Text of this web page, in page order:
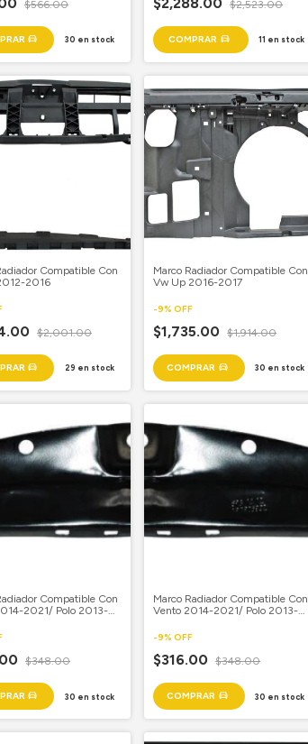
$566.00
30 en stock
$2,523.00
11 en stock
Compatible Con
2016
$2,001.00
29 en stock
Marco Radiador Compatible Con
Vw Up 2016-2017
-9%OFF
$1,735.00 $1,914.00
30 en stock
Compatible Con
2021/ Polo 2013-
$348.00
30 en stock
Marco Radiador Compatible Con
Vento 2014-2021/ Polo 2013-
-9%OFF
$316.00 $348.00
30 en stock